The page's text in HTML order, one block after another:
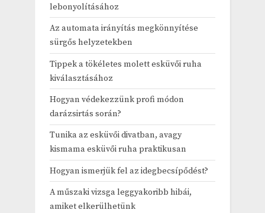
lebonyolításához
Az automata irányítás megkönnyítése
sürgős helyzetekben
Tippek a tökéletes molett esküvői ruha
kiválasztásához
Hogyan védekezzünk profi módon
darázsirtás során?
Tunika az esküvői divatban, avagy
kismama esküvői ruha praktikusan
Hogyan ismerjük fel az idegbecsípődést?
A műszaki vizsga leggyakoribb hibái,
amiket elkerülhetünk